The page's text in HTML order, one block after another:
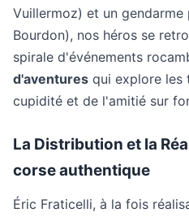
Vuillermoz) et un
Bourdon), nos héros se
spirale d'événements
d'aventures qui explore les
cupidité et de l'amitié sur
La Distribution et la
corse authentique
Éric Fraticelli, à la fois